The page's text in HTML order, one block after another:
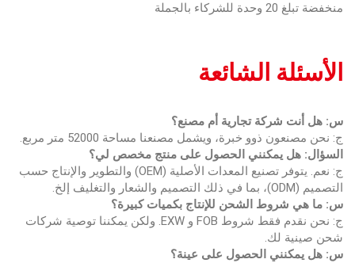
منخفضة تبلغ 20 وحدة للشركاء بالجملة
الأسئلة الشائعة
س: هل أنت شركة تجارية أم مصنع؟
ج: نحن مصنعون ذوو خبرة، ويشمل مصنعنا مساحة 52000 متر مربع.
السؤال: هل يمكنني الحصول على منتج مخصص لي؟
ج: نعم. يتوفر تصنيع المعدات الأصلية (OEM) والتطوير والإنتاج حسب
التصميم (ODM)، بما في ذلك التصميم والشعار والتغليف إلخ.
س: ما هي شروط الشحن للإنتاج بكميات كبيرة؟
ج: نحن نقدم فقط شروط FOB و EXW. ولكن يمكننا توصية شركات
شحن صينية لك.
س: هل يمكنني الحصول على عينة؟